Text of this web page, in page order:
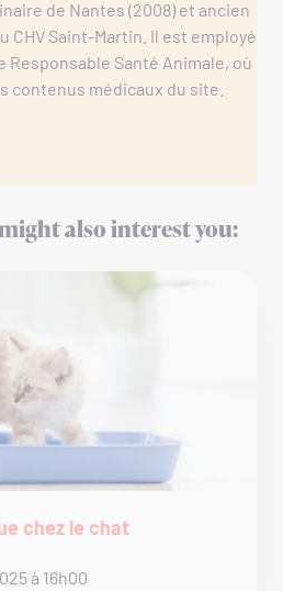
de Nantes (2008) et ancien
CHV Saint-Martin. Il est employé
Responsable Santé Animale, où
contenus médicaux du site.
also interest you:
chez le chat
à 16h00